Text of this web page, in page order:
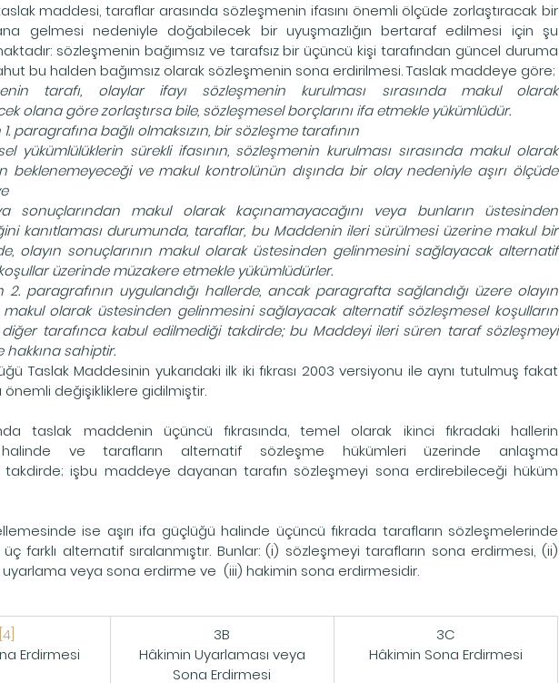
maddesi, taraflar arasında sözleşmenin ifasını önemli ölçüde zorlaştıracak bir
gelmesi nedeniyle doğabilecek bir uyuşmazlığın bertaraf edilmesi için şu
sözleşmenin bağımsız ve tarafsız bir üçüncü kişi tarafından güncel duruma
bu halden bağımsız olarak sözleşmenin sona erdirilmesi. Taslak maddeye göre;
tarafı, olaylar ifayı sözleşmenin kurulması sırasında makul olarak
olana göre zorlaştırsa bile, sözleşmesel borçlarını ifa etmekle yükümlüdür.
paragrafına bağlı olmaksızın, bir sözleşme tarafının
yükümlülüklerin sürekli ifasının, sözleşmenin kurulması sırasında makul olarak
beklenemeyeceği ve makul kontrolünün dışında bir olay nedeniyle aşırı ölçüde
sonuçlarından makul olarak kaçınamayacağını veya bunların üstesinden
kanıtlaması durumunda, taraflar, bu Maddenin ileri sürülmesi üzerine makul bir
olayın sonuçlarının makul olarak üstesinden gelinmesini sağlayacak alternatif
üzerinde müzakere etmekle yükümlüdürler.
2. paragrafının uygulandığı hallerde, ancak paragrafta sağlandığı üzere olayın
makul olarak üstesinden gelinmesini sağlayacak alternatif sözleşmesel koşulların
tarafınca kabul edilmediği takdirde; bu Maddeyi ileri süren taraf sözleşmeyi
sahiptir.
Taslak Maddesinin yukarıdaki ilk iki fıkrası 2003 versiyonu ile aynı tutulmuş fakat
önemli değişikliklere gidilmiştir.
taslak maddenin üçüncü fıkrasında, temel olarak ikinci fıkradaki hallerin
halinde ve tarafların alternatif sözleşme hükümleri üzerinde anlaşma
takdirde; işbu maddeye dayanan tarafın sözleşmeyi sona erdirebileceği hüküm
ise aşırı ifa güçlüğü halinde üçüncü fıkrada tarafların sözleşmelerinde
farklı alternatif sıralanmıştır. Bunlar: (i) sözleşmeyi tarafların sona erdirmesi, (ii)
veya sona erdirme ve  (iii) hakimin sona erdirmesidir.
[4]
Erdirmesi
​3B
Hâkimin Uyarlaması veya
Sona Erdirmesi
​3C
Hâkimin Sona Erdirmesi